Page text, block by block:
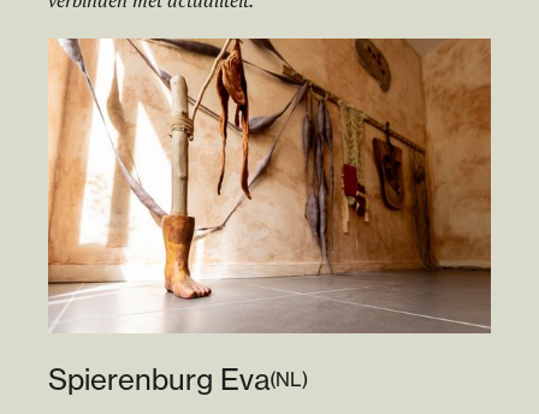
Spierenburg Eva(NL)